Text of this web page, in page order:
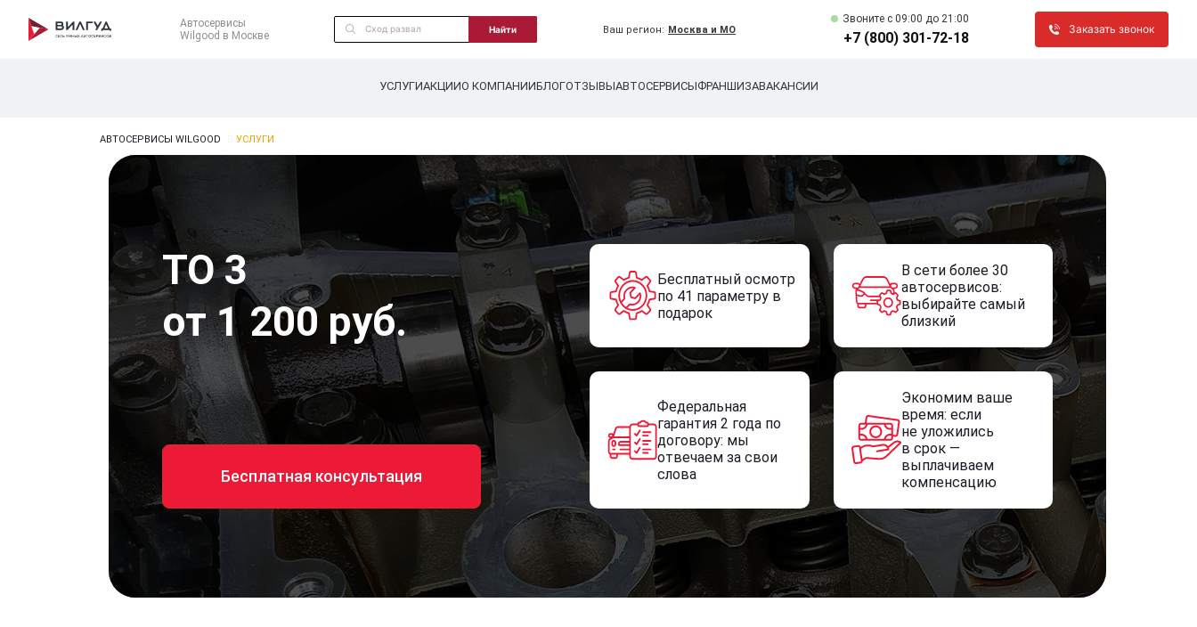
Автосервисы
Wilgood в Москве
Найти Ваш регион: Москва и МО
Звоните c 09:00 до 21:00
+7 (800) 301-72-18
Заказать звонок
УСЛУГИАКЦИИО КОМПАНИИБЛОГОТЗЫВЫАВТОСЕРВИСЫФРАНШИЗАВАКАНСИИ
АВТОСЕРВИСЫ WILGOOD УСЛУГИ
ТО 3
от 1 200 руб.
Бесплатная консультация
Бесплатный осмотр
по 41 параметру в
подарок
В сети более 30
автосервисов:
выбирайте самый
близкий
Федеральная
гарантия 2 года по
договору: мы
отвечаем за свои
слова
Экономим ваше
время: если
не уложились
в срок —
выплачиваем
компенсацию